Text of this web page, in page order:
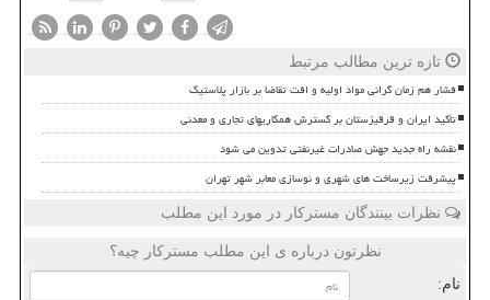
تازه ترین مطالب مرتبط
فشار هم زمان گرانی مواد اولیه و افت تقاضا بر بازار پلاستیک
تأکید ایران و قرقیزستان بر گسترش همکاریهای تجاری و معدنی
نقشه راه جدید جهش صادرات غیرنفتی تدوین می شود
پیشرفت زیرساخت های شهری و نوسازی معابر شهر تهران
نظرات بینندگان مسترکار در مورد این مطلب
نظرتون درباره ی این مطلب مسترکار چیه؟
نام: